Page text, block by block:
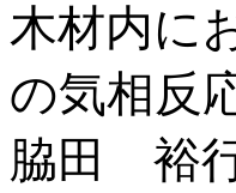
木材内に
の気相反
脇田 裕